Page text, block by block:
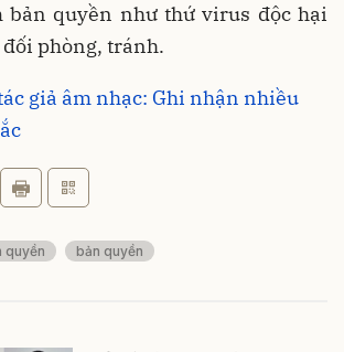
bản quyền như thứ virus độc hại
phòng, tránh.
giả âm nhạc: Ghi nhận nhiều
quyền bản quyền